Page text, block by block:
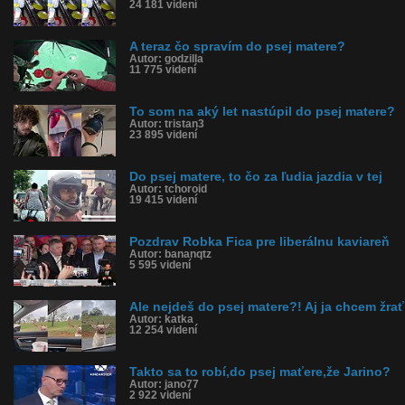
24 181 videní
A teraz čo spravím do psej matere?
Autor: godzilla
11 775 videní
To som na aký let nastúpil do psej matere?
Autor: tristan3
23 895 videní
Do psej matere, to čo za ľudia jazdia v tej
Autor: tchoroid
19 415 videní
Pozdrav Robka Fica pre liberálnu kaviareň
Autor: bananqtz
5 595 videní
Ale nejdeš do psej matere?! Aj ja chcem
Autor: katka
12 254 videní
Takto sa to robí,do psej maťere,že Jarino?
Autor: jano77
2 922 videní